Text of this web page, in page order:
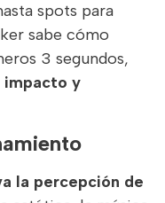
spots para
sabe cómo
3 segundos,
impacto y
la percepción de